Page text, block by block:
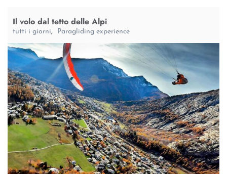
Il volo dal tetto delle Alpi
tutti i giorni, Paragliding experience